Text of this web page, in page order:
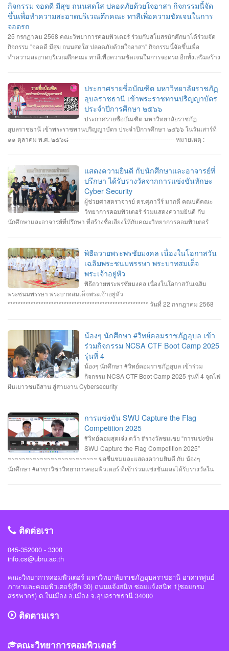
กิจกรรม จอดดี มีสุข ถนนสดใส ปลอดภัยด้วยใจอาสา กิจกรรมนี้จัด
ขึ้นเพื่อทำความสะอาดบริเวณตึกคณะ ทาสีเพื่อความชัดเจนในการ
จอดรถ
25 กรกฏาคม 2568 คณะวิทยาการคอมพิวเตอร์ ร่วมกับสโมสรนักศึกษาได้ร่วมจัด
กิจกรรม "จอดดี มีสุข ถนนสดใส ปลอดภัยด้วยใจอาสา" กิจกรรมนี้จัดขึ้นเพื่อ
ทำความสะอาดบริเวณตึกคณะ ทาสีเพื่อความชัดเจนในการจอดรถ อีกทั้งเสริมสร้าง
ประกาศรายชื่อบัณฑิต มหาวิทยาลัยราชภัฏ
อุบลราชธานี เข้าพระราชทานปริญญาบัตร
ประจำปีการศึกษา ๒๕๖๖
ประกาศรายชื่อบัณฑิต มหาวิทยาลัยราชภัฏ
อุบลราชธานี เข้าพระราชทานปริญญาบัตร ประจำปีการศึกษา ๒๕๖๖ ในวันเสาร์ที่
๑๑ ตุลาคม พ.ศ. ๒๕๖๘ --------------------------------------------------- หมายเหตุ :
แสดงความยินดี กับนักศึกษาและอาจารย์ที่
ปรึกษา ได้รับรางวัลจากการแข่งขันทักษะ
Cyber Security
ผู้ช่วยศาสตราจารย์ ดร.ศุภาวีร์ มากดี คณบดีคณะ
วิทยาการคอมพิวเตอร์ ร่วมแสดงความยินดี กับ
นักศึกษาและอาจารย์ที่ปรึกษา ที่สร้างชื่อเสียงให้กับคณะวิทยาการคอมพิวเตอร์
ปลอดภัยทางไซเบอร์ IT RERU CYBER HACKATHON#1 2025 ภายใต้โครงการ
“เปิดโลกวิชาการ 25 ปี มหาวิทยาลัยราชภัฏร้อยเอ็ด” วันที่ 7-8 กรกฎาคม 2568 รุ่น
Senior #รางวัลชนะเลิศ ทีม Don’t know Everything นายชัยวัฒน์ ชัยฤทธิ์ นาย
อาทิตย์ สายกนก นายสุริยา ขันทา ทำคะแนนได้สูงสุด 2260 คะแนน #รางวัลรอง
ชนะเลิศอันดับที่_1 ทีม MVP นายอัมรินทร์ จำปาหอม นายนวพงษ์ ธรรมสัตย์ นายวี
รพงษ์ โสระธิ ทำคะแนนได้ 1310 คะแนน #รางวัลรองชนะเลิศอันดับที่_2 ทีม
รัตนภักดี MR. SENG SOPHIN นายศตวรรษ วิลามาตย์ ทำคะแนนได้ 500 คะแนน
จบที่อันดับ 9 จาก 13 ทีมที่เข้าร่วมแข่งขันในครั้งนี้ RERU CYBER
HACKATHON#1 2025 จัดโดย คณะเทคโนโลยีสารสนเทศ มหาวิทยาลัยราชภัฏ
ร้อยเอ็ด ร่วมกับสำนักงานคณะกรรมการการรักษาความมั่นคงปลอดภัยไซเบอร์แห่ง
ชาติ (สกมช.) รายการที่ 2. “การแข่งขัน SWU Capture the Flag Competition
2025” เมื่อวันอังคารที่ 1 และ 8 กรกฎาคม 2568 (จัดการแข่งขันในรูปแบบออนไลน์
ในโครงการจำนวน 60 ทีม จัดโดย ภาควิชาวิศวกรรมคอมพิวเตอร์ คณะ
วิศวกรรมศาสตร์ มหาวิทยาลัยศรีนครินทรวิโรฒ ร่วมกับ บริษัท ACIS Professional
Center และ บริษัท SEC Playground รายการที่ 3. การแข่งขัน Mini CTF ระหว่างผู้
เข้าร่วม NCSA CTF Boot Camp 2025 รุ่นที่ 4 ซึ่งจัดขึ้นในระหว่างวันที่ 19–20
กรกฎาคม 2568 นายอาทิตย์ สายกนก นักศึกษาชั้นปีที่ 3 ได้รับ #รางวัล_MVP ผู้ที่
ทำคะแนนรายบุคคลสูงสุด (3400 คะแนน) จัดโดย #สำนักงานคณะกรรมการการ
พิธีถวายพระพรชัยมงคล เนื่องในโอกาสวัน
เฉลิมพระชนมพรรษา พระบาทสมเด็จ
พระเจ้าอยู่หัว
พิธีถวายพระพรชัยมงคล เนื่องในโอกาสวันเฉลิม
พระชนมพรรษา พระบาทสมเด็จพระเจ้าอยู่หัว
******************************************************* วันที่ 22 กรกฎาคม 2568
พระเจ้าอยู่หัว เนื่องในโอกาสมหามงคลเฉลิมพระชนมพรรษา 28 กรกฎาคม 2568 ณ
หอประชุมไพรพะยอม มหาวิทยาลัยราชภัฏอุบลราชธานี โดยมีท่าน รอง
ศาสตราจารย์ธรรมรักษ์ ละอองนวล อธิการบดี เป็นประธานในพิธีถวายพระพร
ชัยมงคลและวางพานพุ่มทอง-พานพุ่มเงิน #คณะวิทยาการคอมพิวเตอร์
#มหาวิทยาลัยแห่งความสุข #มหาวิทยาลัยราชภัฏอุบลราชธานี
น้องๆ นักศึกษา #วิทย์คอมราชภัฏอุบล เข้า
ร่วมกิจกรรม NCSA CTF Boot Camp 2025
รุ่นที่ 4
น้องๆ นักศึกษา #วิทย์คอมราชภัฏอุบล เข้าร่วม
กิจกรรม NCSA CTF Boot Camp 2025 รุ่นที่ 4 จุดไฟ
ฝันเยาวชนอีสาน สู่สายงาน Cybersecurity
การแข่งขัน SWU Capture the Flag
Competition 2025
#วิทย์คอมสุดเจ๋ง คว้า #รางวัลชมเชย “การแข่งขัน
SWU Capture the Flag Competition 2025”
~~~~~~~~~~~~~~~~~~~~~~~~~ ขอชื่นชมและแสดงความยินดี กับ น้องๆ
นักศึกษา #สาขาวิชาวิทยาการคอมพิวเตอร์ ที่เข้าร่วมแข่งขันและได้รับรางวัลใน
24 สถาบันการศึกษา รวมทีมมาเข้าร่วมทำการแข่งขันในโครงการจำนวน 60 ทีม
#มหาวิทยาลัยราชภัฏอุบลราชธานี
ติดต่อเรา
045-352000 - 3300
info.cs@ubru.ac.th
คณะวิทยาการคอมพิวเตอร์ มหาวิทยาลัยราชภัฏอุบลราชธานี อาคารศูนย์
ภาษาและคอมพิวเตอร์(ตึก 30) ถนนแจ้งสนิท ซอยแจ้งสนิท 1(ซอยกรม
สรรพากร) ต.ในเมือง อ.เมือง จ.อุบลราชธานี 34000
ติดตามเรา
คณะวิทยาการคอมพิวเตอร์